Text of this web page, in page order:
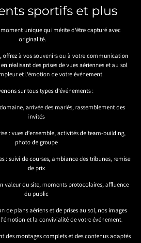
sportifs et plus
unique qui mérite d’être capturé avec
originalité.
offrez à vos souvenirs ou à votre communication
réalisant des prises de vues aériennes et au sol
et l’émotion de votre événement.
sur tous types d’événements :
arrivée des mariés, rassemblement des
invités
: vues d’ensemble, activités de team-building,
photo de groupe
: suivi de courses, ambiance des tribunes, remise
de prix
valeur du site, moments protocolaires, affluence
du public
de plans aériens et de prises au sol, nos images
et la convivialité de votre événement.
des montages complets et des contenus adaptés